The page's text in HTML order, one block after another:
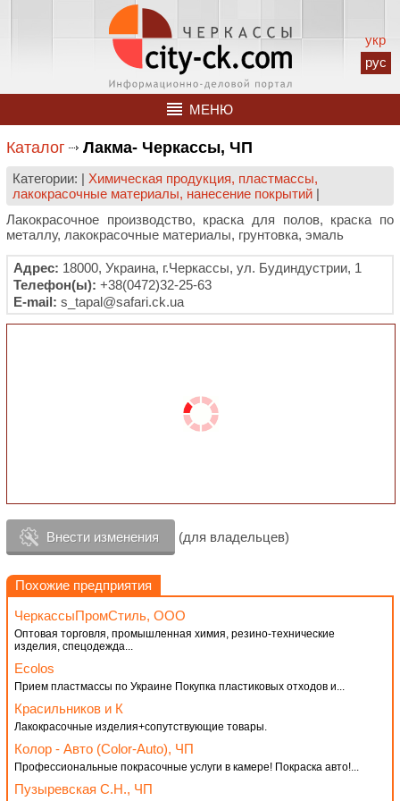
укр
рус
МЕНЮ
Каталог Лакма- Черкассы, ЧП
Категории: | Химическая продукция, пластмассы,
лакокрасочные материалы, нанесение покрытий |
Лакокрасочное производство, краска для полов, краска по
металлу, лакокрасочные материалы, грунтовка, эмаль
Адрес: 18000, Украина, г.Черкассы, ул. Будиндустрии, 1
Телефон(ы): +38(0472)32-25-63
E-mail: s_tapal@safari.ck.ua
Внести изменения (для владельцев)
Похожие предприятия
ЧеркассыПромСтиль, ООО
Оптовая торговля, промышленная химия, резино-технические
изделия, спецодежда...
Ecolos
Прием пластмассы по Украине Покупка пластиковых отходов и...
Красильников и К
Лакокрасочные изделия+сопутствующие товары.
Колор - Авто (Color-Auto), ЧП
Профессиональные покрасочные услуги в камере! Покраска авто!...
Пузыревская С.Н., ЧП